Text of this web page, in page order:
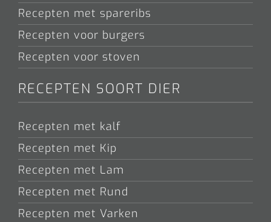
Recepten met spareribs
Recepten voor burgers
Recepten voor stoven
RECEPTEN SOORT DIER
Recepten met kalf
Recepten met Kip
Recepten met Lam
Recepten met Rund
Recepten met Varken